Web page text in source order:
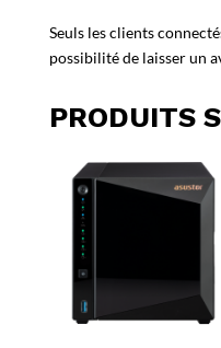
Seuls les clients
possibilité de laisser un
PRODUITS